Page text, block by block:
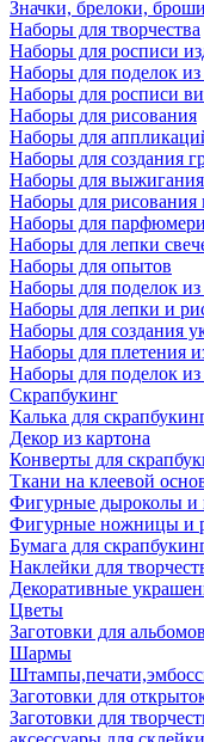
Значки, брелоки, броши
Наборы для творчества
Наборы для росписи
Наборы для поделок из
Наборы для росписи
Наборы для рисования
Наборы для
Наборы для создания
Наборы для выжигания
Наборы для рисования
Наборы для
Наборы для лепки
Наборы для опытов
Наборы для поделок
Наборы для лепки и
Наборы для создания
Наборы для плетения
Наборы для поделок из
Скрапбукинг
Калька для
Декор из картона
Конверты для
Ткани на клеевой
Фигурные дыроколы и
Фигурные ножницы и
Бумага для
Наклейки для
Декоративные
Цветы
Заготовки для
Шармы
Заготовки для
Заготовки для